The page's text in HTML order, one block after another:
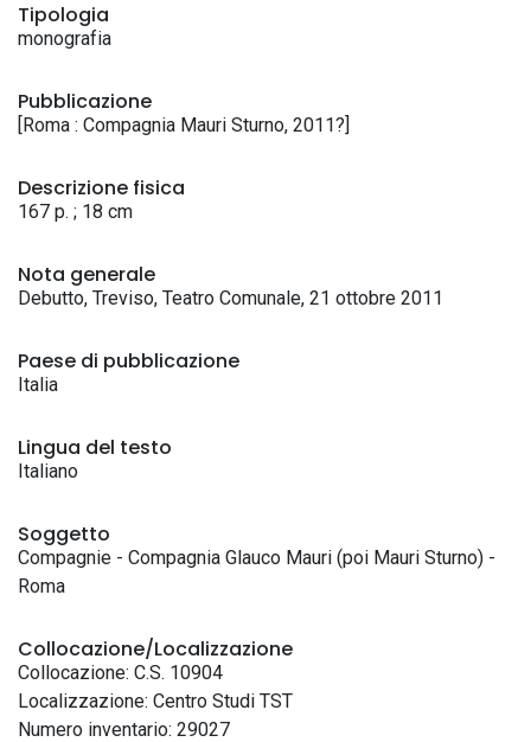
Tipologia
monografia
Pubblicazione
[Roma : Compagnia Mauri Sturno, 2011?]
Descrizione fisica
167 p. ; 18 cm
Nota generale
Debutto, Treviso, Teatro Comunale, 21 ottobre 2011
Paese di pubblicazione
Italia
Lingua del testo
Italiano
Soggetto
Compagnie - Compagnia Glauco Mauri (poi Mauri Sturno) -
Roma
Collocazione/Localizzazione
Collocazione: C.S. 10904
Localizzazione: Centro Studi TST
Numero inventario: 29027